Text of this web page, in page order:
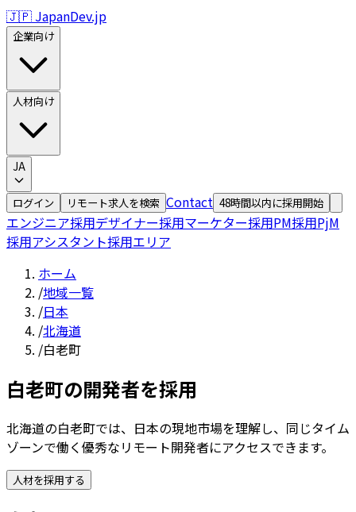
🇯🇵 JapanDev.jp
企業向け
人材向け
JA
ログイン リモート求人を検索 Contact 48時間以内に採用開始
エンジニア採用デザイナー採用マーケター採用PM採用PjM
採用アシスタント採用エリア
ホーム
/地域一覧
/日本
/北海道
/白老町
白老町の開発者を採用
北海道の白老町では、日本の現地市場を理解し、同じタイム
ゾーンで働く優秀なリモート開発者にアクセスできます。
人材を採用する